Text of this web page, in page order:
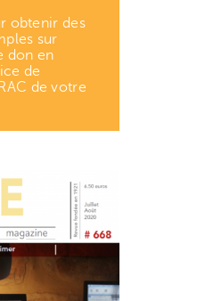
obtenir des
sur
don en
de
de votre